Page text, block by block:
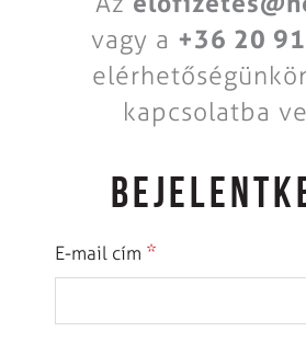
vagy a +36 20
kapcsolatba
E-mail cím *